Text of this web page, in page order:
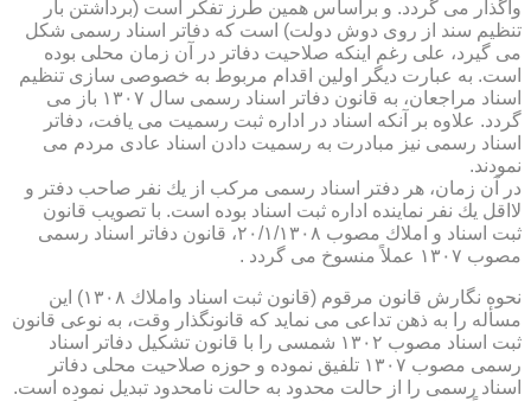
واگذار می گردد. و براساس همین طرز تفكر است (برداشتن بار
تنظیم سند از روی دوش دولت) است كه دفاتر اسناد رسمی شكل
می گیرد، علی رغم اینكه صلاحیت دفاتر در آن زمان محلی بوده
است. به عبارت دیگر اولین اقدام مربوط به خصوصی سازی تنظیم
اسناد مراجعان، به قانون دفاتر اسناد رسمی سال ۱۳۰۷ باز می
گردد. علاوه بر آنكه اسناد در اداره ثبت رسمیت می یافت، دفاتر
اسناد رسمی نیز مبادرت به رسمیت دادن اسناد عادی مردم می
نمودند.
در آن زمان، هر دفتر اسناد رسمی مركب از یك نفر صاحب دفتر و
لااقل یك نفر نماینده اداره ثبت اسناد بوده است. با تصویب قانون
ثبت اسناد و املاك مصوب ۲۰/۱/۱۳۰۸، قانون دفاتر اسناد رسمی
مصوب ۱۳۰۷ عملاً منسوخ می گردد .
نحوه نگارش قانون مرقوم (قانون ثبت اسناد واملاك ۱۳۰۸) این
مسأله را به ذهن تداعی می نماید كه قانونگذار وقت، به نوعی قانون
ثبت اسناد مصوب ۱۳۰۲ شمسی را با قانون تشكیل دفاتر اسناد
رسمی مصوب ۱۳۰۷ تلفیق نموده و حوزه صلاحیت محلی دفاتر
اسناد رسمی را از حالت محدود به حالت نامحدود تبدیل نموده است.